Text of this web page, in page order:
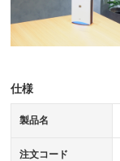
仕様
製品名
注文コード